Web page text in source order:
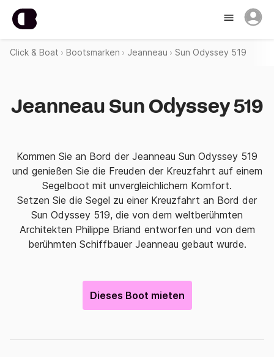
Click & Boat Bootsmarken Jeanneau Sun Odyssey 519
Jeanneau Sun Odyssey 519
Kommen Sie an Bord der Jeanneau Sun Odyssey 519
und genießen Sie die Freuden der Kreuzfahrt auf einem
Segelboot mit unvergleichlichem Komfort.
Setzen Sie die Segel zu einer Kreuzfahrt an Bord der
Sun Odyssey 519, die von dem weltberühmten
Architekten Philippe Briand entworfen und von dem
berühmten Schiffbauer Jeanneau gebaut wurde.
Dieses Boot mieten